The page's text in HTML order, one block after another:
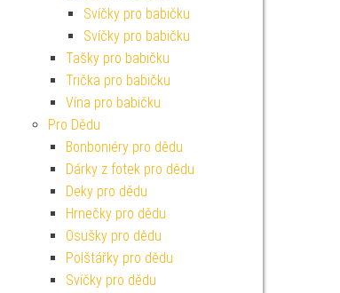
Svíčky pro babičku
Svíčky pro babičku
Tašky pro babičku
Trička pro babičku
Vína pro babičku
Pro Dědu
Bonboniéry pro dědu
Dárky z fotek pro dědu
Deky pro dědu
Hrnečky pro dědu
Osušky pro dědu
Polštářky pro dědu
Svíčky pro dědu